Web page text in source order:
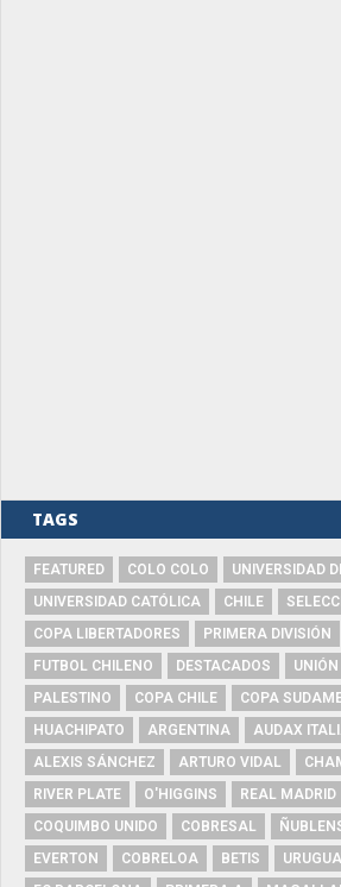
TAGS
FEATURED COLO COLO
UNIVERSIDAD
UNIVERSIDAD CATÓLICA
CHILE
COPA LIBERTADORES
PRIMERA DIVISIÓN
FUTBOL CHILENO
DESTACADOS
PALESTINO
COPA CHILE
COPA
HUACHIPATO
ARGENTINA
AUDAX
ALEXIS SÁNCHEZ
ARTURO VIDAL
RIVER PLATE
O'HIGGINS REAL MADRID
COQUIMBO UNIDO
COBRESAL
EVERTON
COBRELOA BETIS